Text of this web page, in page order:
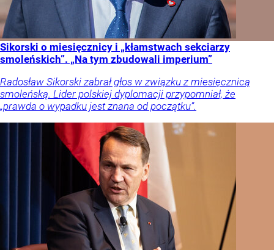
Sikorski o miesięcznicy i „kłamstwach sekciarzy
smoleńskich”. „Na tym zbudowali imperium”
Radosław Sikorski zabrał głos w związku z miesięcznicą
smoleńską. Lider polskiej dyplomacji przypomniał, że
„prawda o wypadku jest znana od początku”.